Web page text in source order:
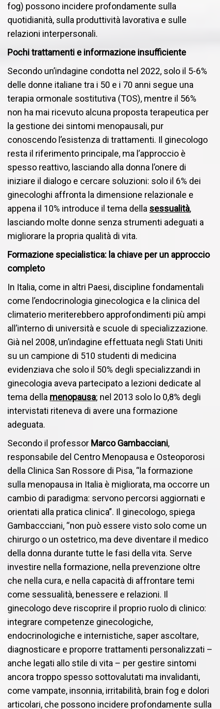
fog) possono incidere profondamente sulla
quotidianità, sulla produttività lavorativa e sulle
relazioni interpersonali.
Pochi trattamenti e informazione insufficiente
Secondo un’indagine condotta nel 2022, solo il 5-6%
delle donne italiane tra i 50 e i 70 anni segue una
terapia ormonale sostitutiva (TOS), mentre il 56%
non ha mai ricevuto alcuna proposta terapeutica per
la gestione dei sintomi menopausali, pur
conoscendo l’esistenza di trattamenti. Il ginecologo
resta il riferimento principale, ma l’approccio è
spesso reattivo, lasciando alla donna l’onere di
iniziare il dialogo e cercare soluzioni: solo il 6% dei
ginecologhi affronta la dimensione relazionale e
appena il 10% introduce il tema della sessualità,
lasciando molte donne senza strumenti adeguati a
migliorare la propria qualità di vita.
Formazione specialistica: la chiave per un approccio
completo
In Italia, come in altri Paesi, discipline fondamentali
come l’endocrinologia ginecologica e la clinica del
climaterio meriterebbero approfondimenti più ampi
all’interno di università e scuole di specializzazione.
Già nel 2008, un’indagine effettuata negli Stati Uniti
su un campione di 510 studenti di medicina
evidenziava che solo il 50% degli specializzandi in
ginecologia aveva partecipato a lezioni dedicate al
tema della menopausa; nel 2013 solo lo 0,8% degli
intervistati riteneva di avere una formazione
adeguata.
Secondo il professor Marco Gambacciani,
responsabile del Centro Menopausa e Osteoporosi
della Clinica San Rossore di Pisa, “la formazione
sulla menopausa in Italia è migliorata, ma occorre un
cambio di paradigma: servono percorsi aggiornati e
orientati alla pratica clinica”. Il ginecologo, spiega
Gambaccciani, “non può essere visto solo come un
chirurgo o un ostetrico, ma deve diventare il medico
della donna durante tutte le fasi della vita. Serve
investire nella formazione, nella prevenzione oltre
che nella cura, e nella capacità di affrontare temi
come sessualità, benessere e relazioni. Il
ginecologo deve riscoprire il proprio ruolo di clinico:
integrare competenze ginecologiche,
endocrinologiche e internistiche, saper ascoltare,
diagnosticare e proporre trattamenti personalizzati –
anche legati allo stile di vita – per gestire sintomi
ancora troppo spesso sottovalutati ma invalidanti,
come vampate, insonnia, irritabilità, brain fog e dolori
articolari, che possono incidere profondamente sulla